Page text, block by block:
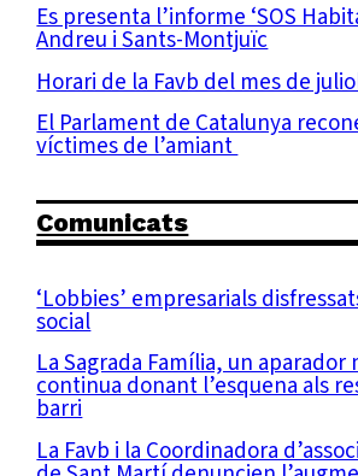
Es presenta l’informe ‘SOS
Andreu i Sants-Montjuïc
Horari de la Favb del mes de
El Parlament de Catalunya
víctimes de l’amiant
Comunicats
‘Lobbies’ empresarials
social
La Sagrada Família, un
continua donant l’esquena als
barri
La Favb i la Coordinadora